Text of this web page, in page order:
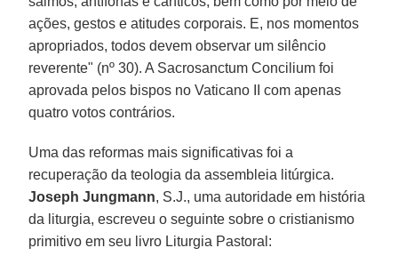
ações, gestos e atitudes corporais. E, nos momentos
apropriados, todos devem observar um silêncio
reverente" (nº 30). A Sacrosanctum Concilium foi
aprovada pelos bispos no Vaticano II com apenas
quatro votos contrários.
Uma das reformas mais significativas foi a
recuperação da teologia da assembleia litúrgica.
Joseph Jungmann, S.J., uma autoridade em história
da liturgia, escreveu o seguinte sobre o cristianismo
primitivo em seu livro Liturgia Pastoral: